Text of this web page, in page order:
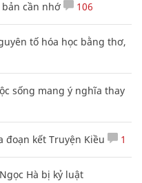
bản cần nhớ 106
tố hóa học bằng thơ,
sống mang ý nghĩa thay
kết Truyện Kiều 1
Hà bị kỷ luật